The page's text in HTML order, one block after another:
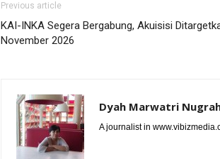
Previous article
KAI-INKA Segera Bergabung, Akuisisi
November 2026
Dyah Marwatri
A journalist in